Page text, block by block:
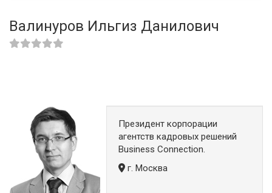
Валинуров Ильгиз Данилович
Президент корпорации
агентств кадровых решений
Business Connection.
г. Москва